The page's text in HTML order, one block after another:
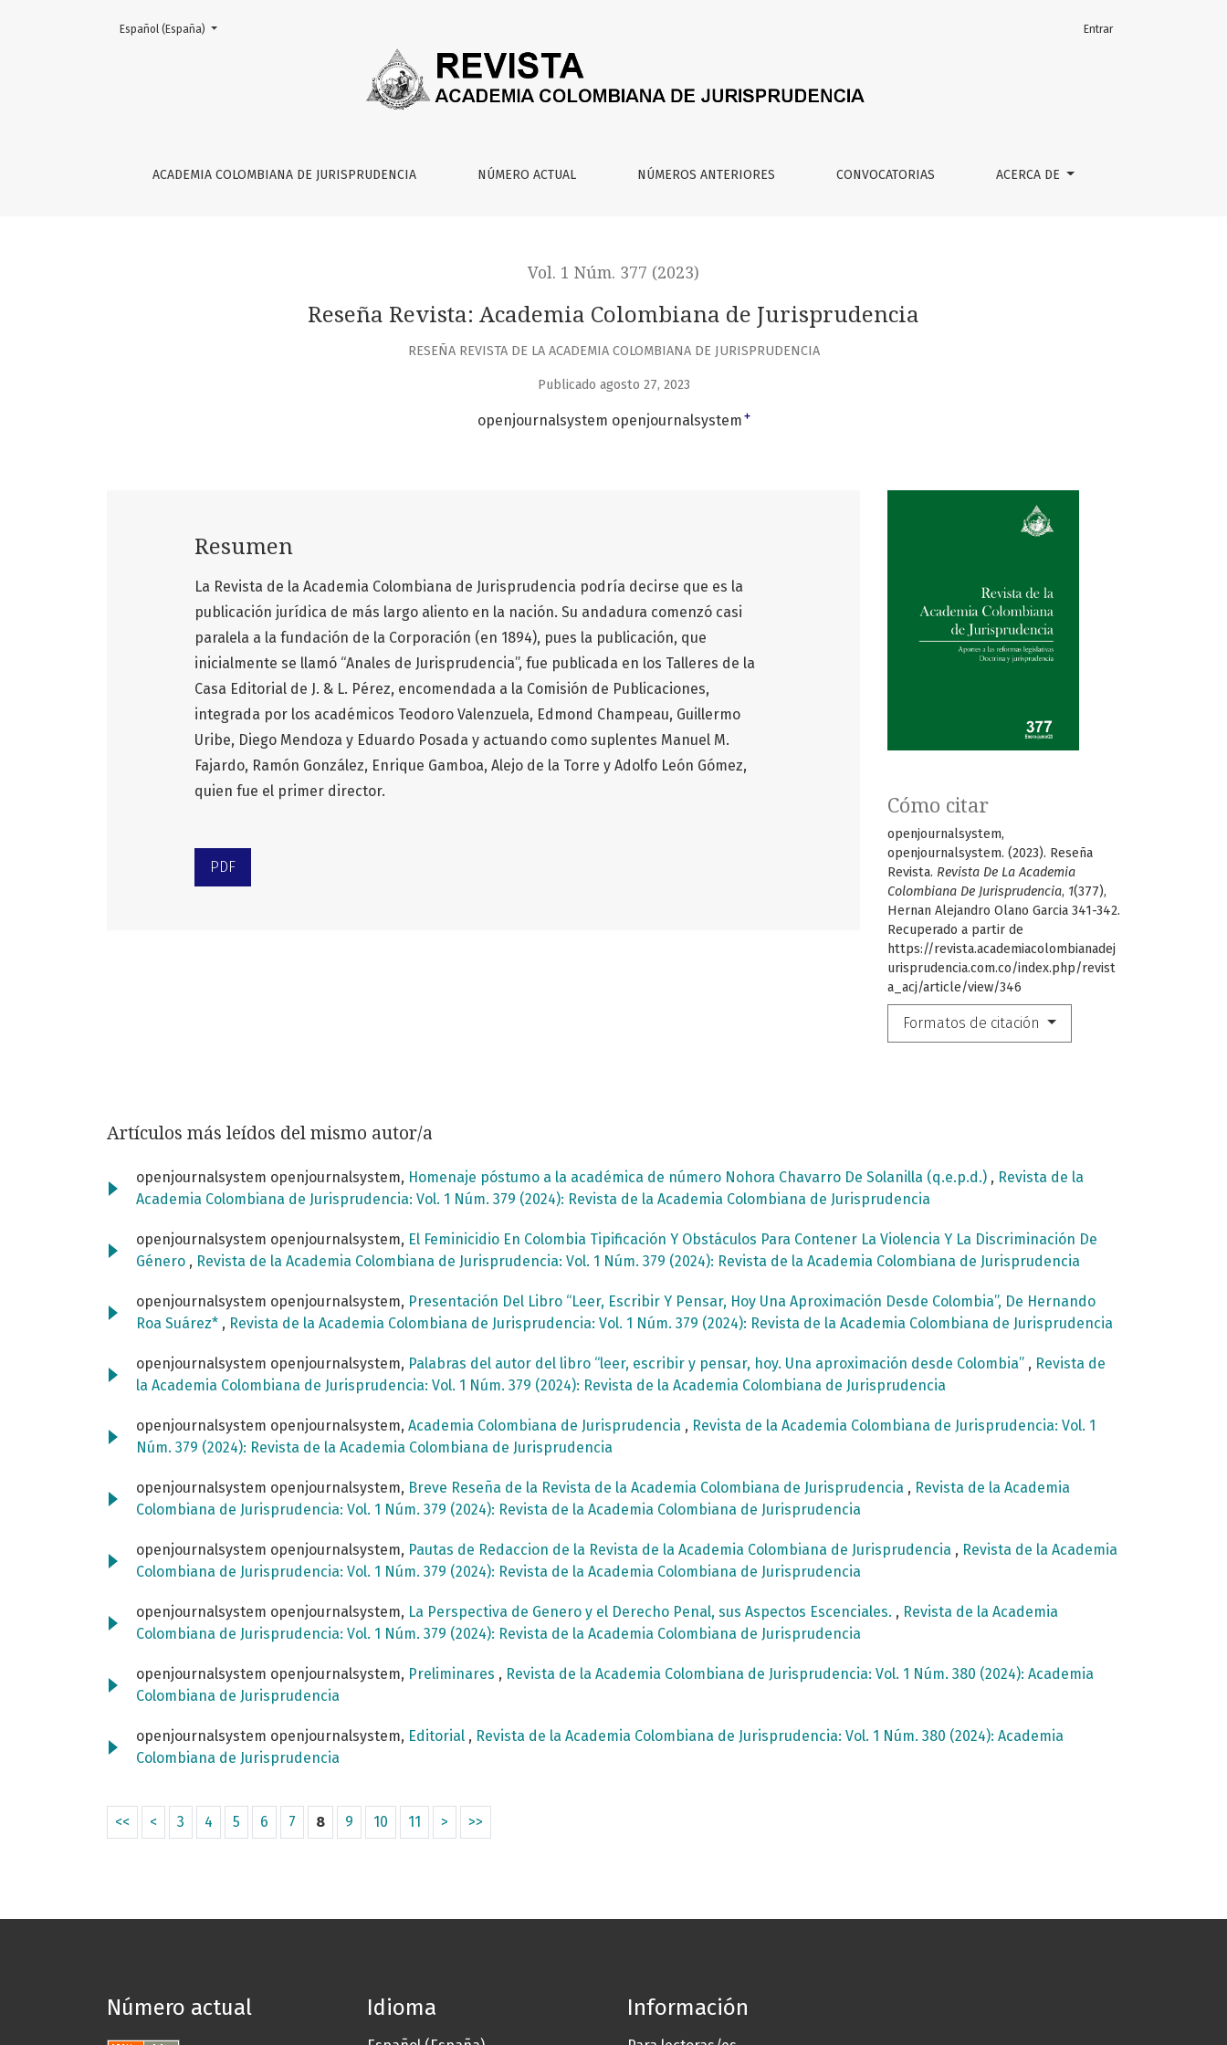
Reseña Revista
ACADEMIA COLOMBIANA DE JURISPRUDENCIA NÚMERO ACTUAL NÚMEROS ANTERIORES CONVOCATORIAS ACERCA DE
Entrar
Change the language. The current language is:
Español (España)
Vol. 1 Núm. 377 (2023)
Reseña Revista: Academia Colombiana de Jurisprudencia
RESEÑA REVISTA DE LA ACADEMIA COLOMBIANA DE JURISPRUDENCIA
Publicado agosto 27, 2023
openjournalsystem openjournalsystem +
Cómo citar
openjournalsystem,
openjournalsystem. (2023). Reseña
Revista. Revista De La Academia
Colombiana De Jurisprudencia, 1(377),
Hernan Alejandro Olano Garcia 341-342.
Recuperado a partir de
https://revista.academiacolombianadej
urisprudencia.com.co/index.php/revist
a_acj/article/view/346
Formatos de citación
Resumen
La Revista de la Academia Colombiana de Jurisprudencia podría decirse que es la
publicación jurídica de más largo aliento en la nación. Su andadura comenzó casi
paralela a la fundación de la Corporación (en 1894), pues la publicación, que
inicialmente se llamó “Anales de Jurisprudencia”, fue publicada en los Talleres de la
Casa Editorial de J. & L. Pérez, encomendada a la Comisión de Publicaciones,
integrada por los académicos Teodoro Valenzuela, Edmond Champeau, Guillermo
Uribe, Diego Mendoza y Eduardo Posada y actuando como suplentes Manuel M.
Fajardo, Ramón González, Enrique Gamboa, Alejo de la Torre y Adolfo León Gómez,
quien fue el primer director.
PDF
Artículos más leídos del mismo autor/a
openjournalsystem openjournalsystem, Homenaje póstumo a la académica de número Nohora Chavarro De Solanilla (q.e.p.d.) , Revista de la
Academia Colombiana de Jurisprudencia: Vol. 1 Núm. 379 (2024): Revista de la Academia Colombiana de Jurisprudencia
openjournalsystem openjournalsystem, El Feminicidio En Colombia Tipificación Y Obstáculos Para Contener La Violencia Y La Discriminación De
Género , Revista de la Academia Colombiana de Jurisprudencia: Vol. 1 Núm. 379 (2024): Revista de la Academia Colombiana de Jurisprudencia
openjournalsystem openjournalsystem, Presentación Del Libro “Leer, Escribir Y Pensar, Hoy Una Aproximación Desde Colombia”, De Hernando
Roa Suárez* , Revista de la Academia Colombiana de Jurisprudencia: Vol. 1 Núm. 379 (2024): Revista de la Academia Colombiana de Jurisprudencia
openjournalsystem openjournalsystem, Palabras del autor del libro “leer, escribir y pensar, hoy. Una aproximación desde Colombia” , Revista de
la Academia Colombiana de Jurisprudencia: Vol. 1 Núm. 379 (2024): Revista de la Academia Colombiana de Jurisprudencia
openjournalsystem openjournalsystem, Academia Colombiana de Jurisprudencia , Revista de la Academia Colombiana de Jurisprudencia: Vol. 1
Núm. 379 (2024): Revista de la Academia Colombiana de Jurisprudencia
openjournalsystem openjournalsystem, Breve Reseña de la Revista de la Academia Colombiana de Jurisprudencia , Revista de la Academia
Colombiana de Jurisprudencia: Vol. 1 Núm. 379 (2024): Revista de la Academia Colombiana de Jurisprudencia
openjournalsystem openjournalsystem, Pautas de Redaccion de la Revista de la Academia Colombiana de Jurisprudencia , Revista de la Academia
Colombiana de Jurisprudencia: Vol. 1 Núm. 379 (2024): Revista de la Academia Colombiana de Jurisprudencia
openjournalsystem openjournalsystem, La Perspectiva de Genero y el Derecho Penal, sus Aspectos Escenciales. , Revista de la Academia
Colombiana de Jurisprudencia: Vol. 1 Núm. 379 (2024): Revista de la Academia Colombiana de Jurisprudencia
openjournalsystem openjournalsystem, Preliminares , Revista de la Academia Colombiana de Jurisprudencia: Vol. 1 Núm. 380 (2024): Academia
Colombiana de Jurisprudencia
openjournalsystem openjournalsystem, Editorial , Revista de la Academia Colombiana de Jurisprudencia: Vol. 1 Núm. 380 (2024): Academia
Colombiana de Jurisprudencia
<< < 3 4 5 6 7 8 9 10 11 > >>
Número actual Idioma Información